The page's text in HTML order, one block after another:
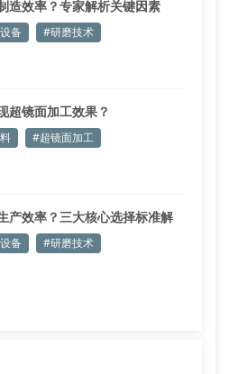
造效率？专家解析关键因素
备 #研磨技术
超镜面加工效果？
#超镜面加工
产效率？三大核心选择标准解
备 #研磨技术